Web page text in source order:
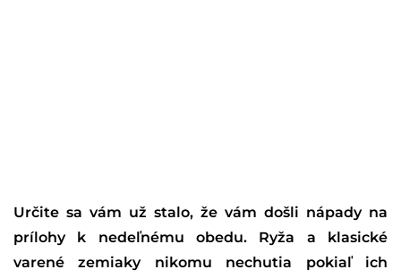
Určite sa vám už stalo, že vám došli nápady na
prílohy k nedeľnému obedu. Ryža a klasické
varené zemiaky nikomu nechutia pokiaľ ich